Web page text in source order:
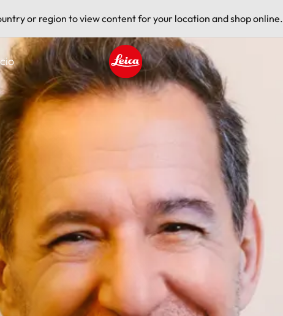
or region to view content for your location and shop online.
Leica logo - Home